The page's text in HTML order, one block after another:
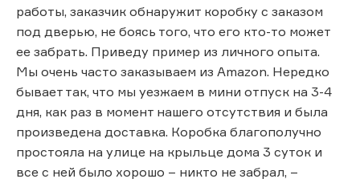
работы, заказчик обнаружит коробку с заказом
под дверью, не боясь того, что его кто-то может
ее забрать. Приведу пример из личного опыта.
Мы очень часто заказываем из Amazon. Нередко
бывает так, что мы уезжаем в мини отпуск на 3-4
дня, как раз в момент нашего отсутствия и была
произведена доставка. Коробка благополучно
простояла на улице на крыльце дома 3 суток и
все с ней было хорошо – никто не забрал, –